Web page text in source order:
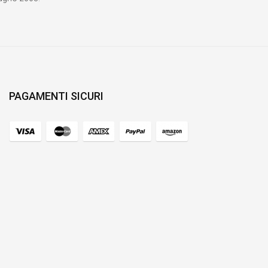
PAGAMENTI SICURI